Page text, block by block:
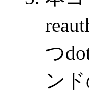
つ
ン